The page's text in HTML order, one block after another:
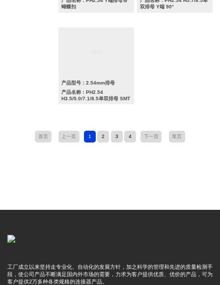
蝴蝶扣
双排母 Y端 90°
产品型号：2.54mm排母
产品名称：PH2.54
H3.5/5.0/7.1/8.5单双排母 SMT
首页 上一页 1 2 3 4 下一页 尾页
工厂成立以来坚持走专业化、自动化的发展方针，加之科学的管理和先进的质量检测手
段，使公司产品不断满足国内外市场的需要，力求为客户提供优质、优价的产品，可为
客户提供2万多种各类规格的连接器产品。